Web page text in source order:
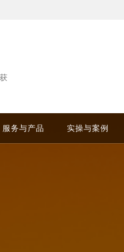
服务与产品 实操与案例